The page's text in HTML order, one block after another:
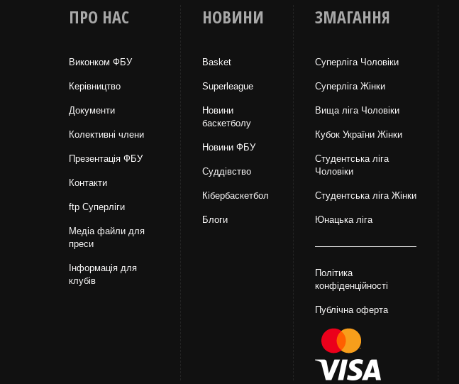
ПРО НАС
Виконком ФБУ
Керівництво
Документи
Колективні члени
Презентація ФБУ
Контакти
ftp Суперліги
Медіа файли для
преси
Інформація для
клубів
НОВИНИ
Basket
Superleague
Новини
баскетболу
Новини ФБУ
Суддівство
Кібербаскетбол
Блоги
ЗМАГАННЯ
Суперліга Чоловіки
Суперліга Жінки
Вища лiга Чоловіки
Кубок України Жінки
Студентська ліга
Чоловiки
Студентська ліга Жінки
Юнацька ліга
Політика
конфіденційності
Публічна оферта